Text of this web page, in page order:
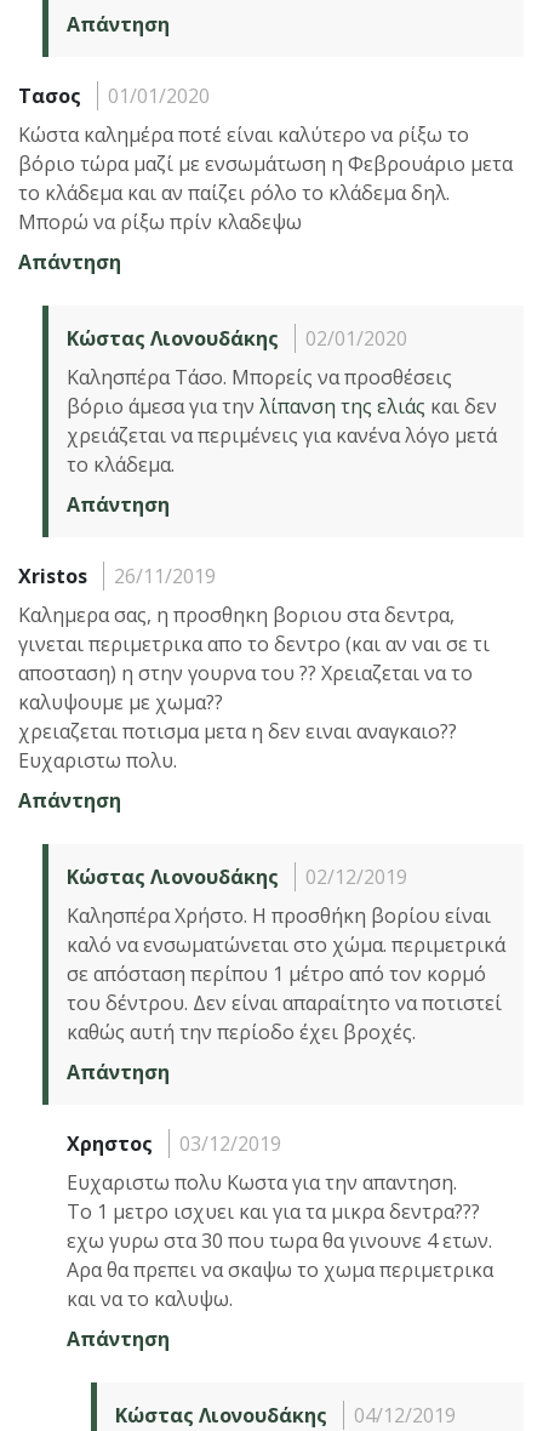
Απάντηση
Τασος
01/01/2020
Κώστα καλημέρα ποτέ είναι καλύτερο να ρίξω το
βόριο τώρα μαζί με ενσωμάτωση η Φεβρουάριο μετα
το κλάδεμα και αν παίζει ρόλο το κλάδεμα δηλ.
Μπορώ να ρίξω πρίν κλαδεψω
Απάντηση
Κώστας Λιονουδάκης
02/01/2020
Καλησπέρα Τάσο. Μπορείς να προσθέσεις
βόριο άμεσα για την λίπανση της ελιάς και δεν
χρειάζεται να περιμένεις για κανένα λόγο μετά
το κλάδεμα.
Απάντηση
Xristos
26/11/2019
Καλημερα σας, η προσθηκη βοριου στα δεντρα,
γινεται περιμετρικα απο το δεντρο (και αν ναι σε τι
αποσταση) η στην γουρνα του ?? Χρειαζεται να το
καλυψουμε με χωμα??
χρειαζεται ποτισμα μετα η δεν ειναι αναγκαιο??
Ευχαριστω πολυ.
Απάντηση
Κώστας Λιονουδάκης
02/12/2019
Καλησπέρα Χρήστο. Η προσθήκη βορίου είναι
καλό να ενσωματώνεται στο χώμα. περιμετρικά
σε απόσταση περίπου 1 μέτρο από τον κορμό
του δέντρου. Δεν είναι απαραίτητο να ποτιστεί
καθώς αυτή την περίοδο έχει βροχές.
Απάντηση
Χρηστος
03/12/2019
Ευχαριστω πολυ Κωστα για την απαντηση.
Το 1 μετρο ισχυει και για τα μικρα δεντρα???
εχω γυρω στα 30 που τωρα θα γινουνε 4 ετων.
Αρα θα πρεπει να σκαψω το χωμα περιμετρικα
και να το καλυψω.
Απάντηση
Κώστας Λιονουδάκης
04/12/2019